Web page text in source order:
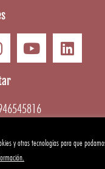
y otras tecnologías para que